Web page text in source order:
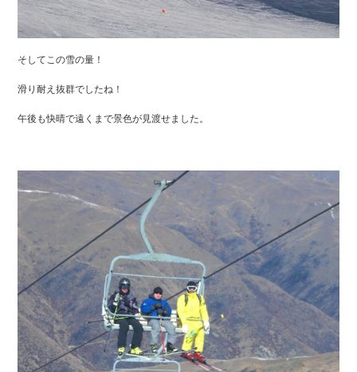
そしてこの雪の量！
滑り耐え抜群でしたね！
午後も快晴で遠くまで景色が見渡せました。